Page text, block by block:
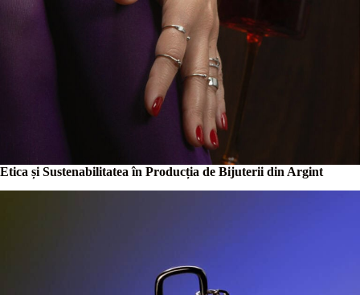
Etica și Sustenabilitatea în Producția de Bijuterii din Argint